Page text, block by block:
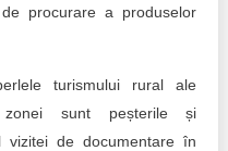
procurare a produselor
turismului rural ale
zonei sunt peșterile și
vizitei de documentare în